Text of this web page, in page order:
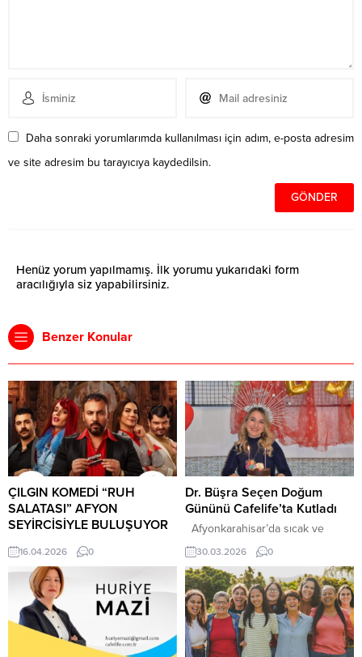
Daha sonraki yorumlarımda kullanılması için adım, e-posta adresim
ve site adresim bu tarayıcıya kaydedilsin.
Henüz yorum yapılmamış. İlk yorumu yukarıdaki form
aracılığıyla siz yapabilirsiniz.
Benzer Konular
ÇILGIN KOMEDİ “RUH
SALATASI” AFYON
SEYİRCİSİYLE BULUŞUYOR
Afyonkarahisar’da tiyatro
kültürünü büyütmek adına önemli
organizasyonlara imza atan Ömer
Mazi, 8 sezonda 90 oyun, 450
oyuncu ve 30 bin seyirciyle şehri
sanatla buluşturmaya devam
ediyor. Bu kapsamda yılın en
16.04.2026 0
Dr. Büşra Seçen Doğum
Gününü Cafelife’ta Kutladı
Afyonkarahisar’da sıcak ve
samimi bir doğum günü kutlaması
,şehrin sevilen mekânlarından
Cafelife’ta yapıldı. Düzenlenen
sürpriz parti, davetlilere keyifli
anlar yaşattı. Silifke Devlet
Hastanesi’nde dahiliye uzmanı
olarak görev yapan Dr. Büşra
30.03.2026 0